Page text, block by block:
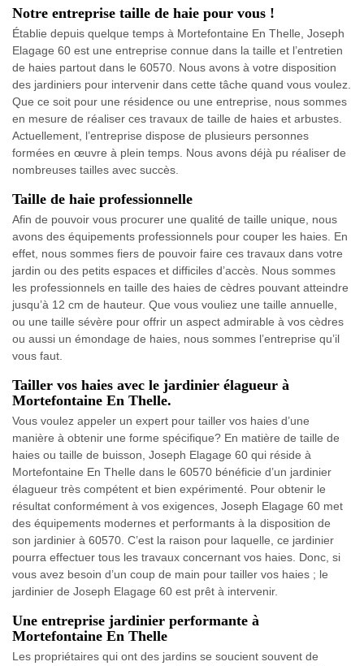
Notre entreprise taille de haie pour vous !
Établie depuis quelque temps à Mortefontaine En Thelle, Joseph
Elagage 60 est une entreprise connue dans la taille et l’entretien
de haies partout dans le 60570. Nous avons à votre disposition
des jardiniers pour intervenir dans cette tâche quand vous voulez.
Que ce soit pour une résidence ou une entreprise, nous sommes
en mesure de réaliser ces travaux de taille de haies et arbustes.
Actuellement, l’entreprise dispose de plusieurs personnes
formées en œuvre à plein temps. Nous avons déjà pu réaliser de
nombreuses tailles avec succès.
Taille de haie professionnelle
Afin de pouvoir vous procurer une qualité de taille unique, nous
avons des équipements professionnels pour couper les haies. En
effet, nous sommes fiers de pouvoir faire ces travaux dans votre
jardin ou des petits espaces et difficiles d’accès. Nous sommes
les professionnels en taille des haies de cèdres pouvant atteindre
jusqu’à 12 cm de hauteur. Que vous vouliez une taille annuelle,
ou une taille sévère pour offrir un aspect admirable à vos cèdres
ou aussi un émondage de haies, nous sommes l’entreprise qu’il
vous faut.
Tailler vos haies avec le jardinier élagueur à
Mortefontaine En Thelle.
Vous voulez appeler un expert pour tailler vos haies d’une
manière à obtenir une forme spécifique? En matière de taille de
haies ou taille de buisson, Joseph Elagage 60 qui réside à
Mortefontaine En Thelle dans le 60570 bénéficie d’un jardinier
élagueur très compétent et bien expérimenté. Pour obtenir le
résultat conformément à vos exigences, Joseph Elagage 60 met
des équipements modernes et performants à la disposition de
son jardinier à 60570. C’est la raison pour laquelle, ce jardinier
pourra effectuer tous les travaux concernant vos haies. Donc, si
vous avez besoin d’un coup de main pour tailler vos haies ; le
jardinier de Joseph Elagage 60 est prêt à intervenir.
Une entreprise jardinier performante à
Mortefontaine En Thelle
Les propriétaires qui ont des jardins se soucient souvent de